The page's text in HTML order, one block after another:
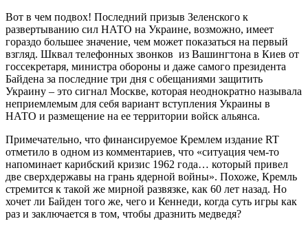
Вот в чем подвох! Последний призыв Зеленского к
развертыванию сил НАТО на Украине, возможно, имеет
гораздо большее значение, чем может показаться на первый
взгляд. Шквал телефонных звонков из Вашингтона в Киев от
госсекретаря, министра обороны и даже самого президента
Байдена за последние три дня с обещаниями защитить
Украину – это сигнал Москве, которая неоднократно называла
неприемлемым для себя вариант вступления Украины в
НАТО и размещение на ее территории войск альянса.
Примечательно, что финансируемое Кремлем издание RT
отметило в одном из комментариев, что «ситуация чем-то
напоминает карибский кризис 1962 года… который привел
две сверхдержавы на грань ядерной войны». Похоже, Кремль
стремится к такой же мирной развязке, как 60 лет назад. Но
хочет ли Байден того же, чего и Кеннеди, когда суть игры как
раз и заключается в том, чтобы дразнить медведя?